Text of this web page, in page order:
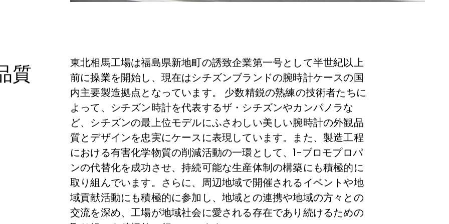
質
東北相馬工場は福島県新地町の誘致企業第一号として半世紀以上
前に操業を開始し、現在はシチズンブランドの腕時計ケースの国
内主要製造拠点となっています。 少数精鋭の熟練の技術者たちに
よって、シチズン時計を代表するザ・シチズンやカンパノラな
ど、シチズンの最上位モデルにふさわしい美しい腕時計の外観品
質とデザインを忠実にケースに表現しています。また、製造工程
における有害化学物質の削減活動の一環として、1-ブロモプロパ
ンの代替化を成功させ、持続可能な生産体制の構築にも積極的に
取り組んでいます。さらに、周辺地域で開催されるイベントや地
域貢献活動にも積極的に参加し、地域との連携や地域の方々との
交流を深め、工場が地域社会に愛される存在であり続けるための